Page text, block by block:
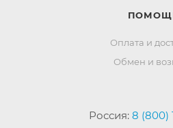
Оплата и
Обмен и
Россия: 8 (800)